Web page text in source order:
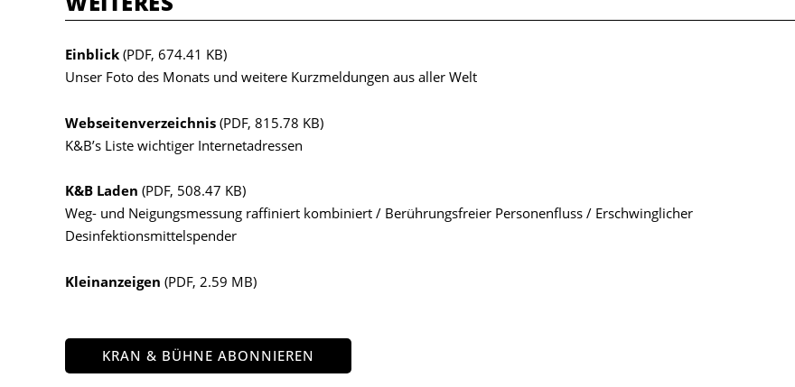
Einblick (PDF, 674.41 KB)
Unser Foto des Monats und weitere Kurzmeldungen aus aller Welt
Webseitenverzeichnis (PDF, 815.78 KB)
K&B’s Liste wichtiger Internetadressen
K&B Laden (PDF, 508.47 KB)
Weg- und Neigungsmessung raffiniert kombiniert / Berührungsfreier Personenfluss / Erschwinglicher
Desinfektionsmittelspender
Kleinanzeigen (PDF, 2.59 MB)
KRAN & BÜHNE ABONNIEREN